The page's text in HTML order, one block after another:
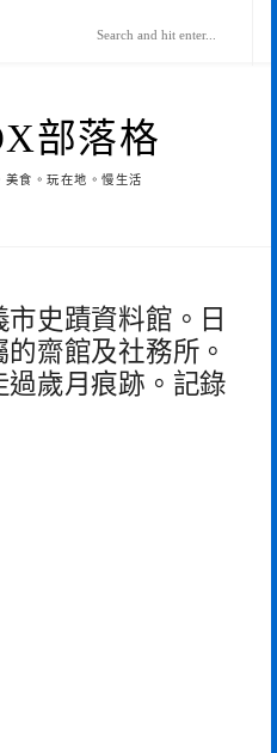
部落格
食。玩在地。慢生活
市史蹟資料館。日
齋館及社務所。
過歲月痕跡。記錄